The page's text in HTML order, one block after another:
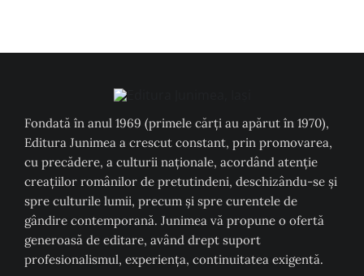
Fondată în anul 1969 (primele cărți au apărut în 1970),
Editura Junimea a crescut constant, prin promovarea,
cu precădere, a culturii naţionale, acordând atenţie
creaţiilor românilor de pretutindeni, deschizându-se şi
spre culturile lumii, precum şi spre curentele de
gândire contemporană. Junimea vă propune o ofertă
generoasă de editare, având drept suport
profesionalismul, experiența, continuitatea exigentă.